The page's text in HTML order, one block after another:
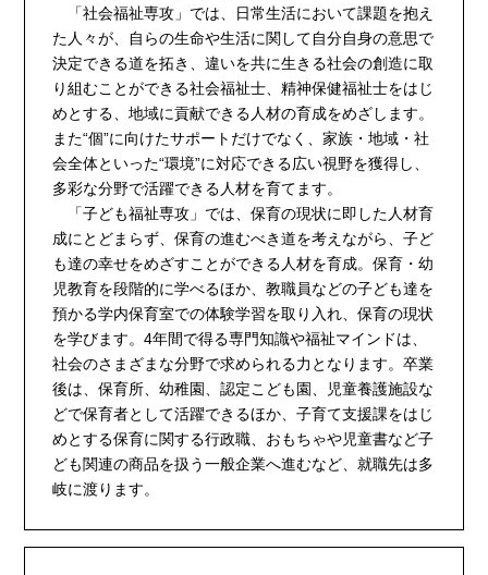
「社会福祉専攻」では、日常生活において課題を抱え
た人々が、自らの生命や生活に関して自分自身の意思で
決定できる道を拓き、違いを共に生きる社会の創造に取
り組むことができる社会福祉士、精神保健福祉士をはじ
めとする、地域に貢献できる人材の育成をめざします。
また“個”に向けたサポートだけでなく、家族・地域・社
会全体といった“環境”に対応できる広い視野を獲得し、
多彩な分野で活躍できる人材を育てます。
「子ども福祉専攻」では、保育の現状に即した人材育
成にとどまらず、保育の進むべき道を考えながら、子ど
も達の幸せをめざすことができる人材を育成。保育・幼
児教育を段階的に学べるほか、教職員などの子ども達を
預かる学内保育室での体験学習を取り入れ、保育の現状
を学びます。4年間で得る専門知識や福祉マインドは、
社会のさまざまな分野で求められる力となります。卒業
後は、保育所、幼稚園、認定こども園、児童養護施設な
どで保育者として活躍できるほか、子育て支援課をはじ
めとする保育に関する行政職、おもちゃや児童書など子
ども関連の商品を扱う一般企業へ進むなど、就職先は多
岐に渡ります。